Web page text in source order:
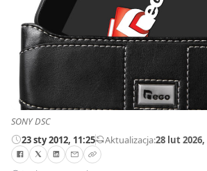
SONY DSC
23 sty 2012, 11:25—Aktualizacja:28 lut 2026,